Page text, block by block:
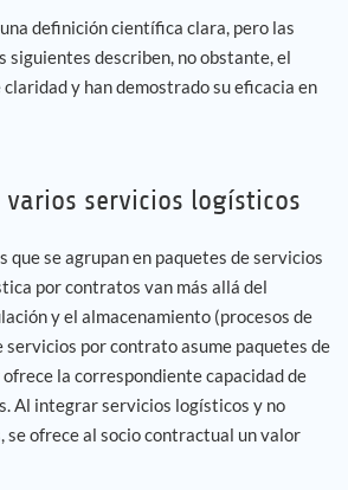
ES
definición científica clara, pero las
describen, no obstante, el
y han demostrado su eficacia en
varios servicios logísticos
que se agrupan en paquetes de servicios
por contratos van más allá del
y el almacenamiento (procesos de
servicios por contrato asume paquetes de
la correspondiente capacidad de
Al integrar servicios logísticos y no
se ofrece al socio contractual un valor